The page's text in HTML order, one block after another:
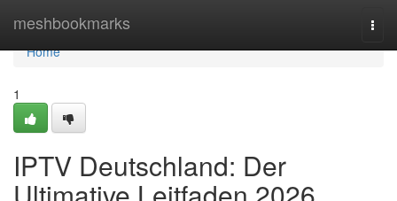
meshbookmarks
Home
Home
1
IPTV Deutschland: Der